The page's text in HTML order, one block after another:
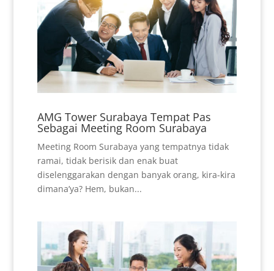
AMG Tower Surabaya Tempat Pas
Sebagai Meeting Room Surabaya
Meeting Room Surabaya yang tempatnya tidak
ramai, tidak berisik dan enak buat
diselenggarakan dengan banyak orang, kira-kira
dimana’ya? Hem, bukan...